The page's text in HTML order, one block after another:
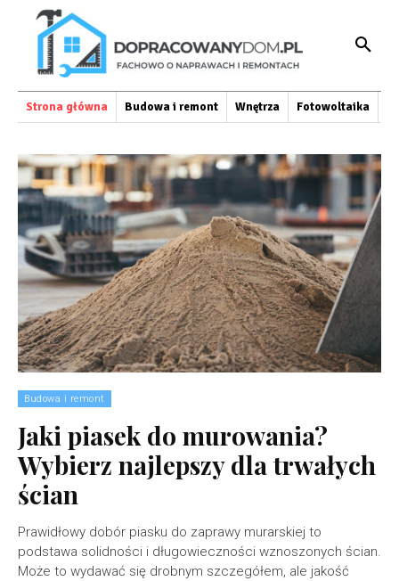
Strona główna Budowa i remont Wnętrza Fotowoltaika
Budowa i remont
Jaki piasek do murowania?
Wybierz najlepszy dla trwałych
ścian
Prawidłowy dobór piasku do zaprawy murarskiej to
podstawa solidności i długowieczności wznoszonych ścian.
Może to wydawać się drobnym szczegółem, ale jakość